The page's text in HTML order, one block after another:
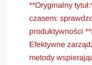
**Oryginalny
czasem:
produktywności
Efektywne
metody